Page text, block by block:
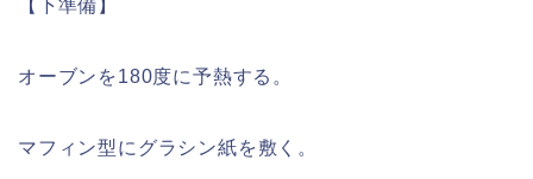
【下準備】
オーブンを180度に予熱する。
マフィン型にグラシン紙を敷く。